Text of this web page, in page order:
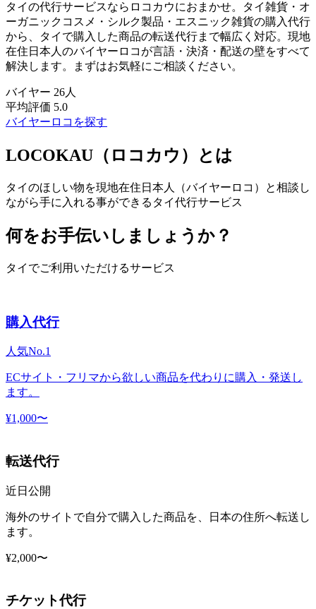
タイの代行サービスならロコカウにおまかせ。タイ雑貨・オ
ーガニックコスメ・シルク製品・エスニック雑貨の購入代行
から、タイで購入した商品の転送代行まで幅広く対応。現地
在住日本人のバイヤーロコが言語・決済・配送の壁をすべて
解決します。まずはお気軽にご相談ください。
バイヤー 26人
平均評価 5.0
バイヤーロコを探す
LOCOKAU（ロコカウ）とは
タイのほしい物を現地在住日本人（バイヤーロコ）と相談し
ながら手に入れる事ができるタイ代行サービス
何をお手伝いしましょうか？
タイでご利用いただけるサービス
購入代行
人気No.1
ECサイト・フリマから欲しい商品を代わりに購入・発送し
ます。
¥1,000〜
転送代行
近日公開
海外のサイトで自分で購入した商品を、日本の住所へ転送し
ます。
¥2,000〜
チケット代行